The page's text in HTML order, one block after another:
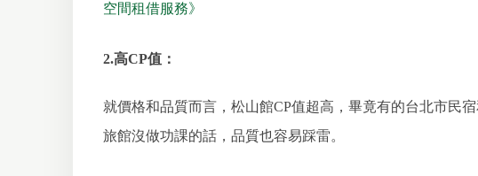
空間租借服務》
2.高CP值：
就價格和品質而言，松山館CP值超高，畢竟有的台北市民
旅館沒做功課的話，品質也容易踩雷。